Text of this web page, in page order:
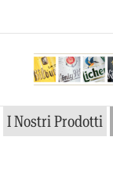
I Nostri Prodotti